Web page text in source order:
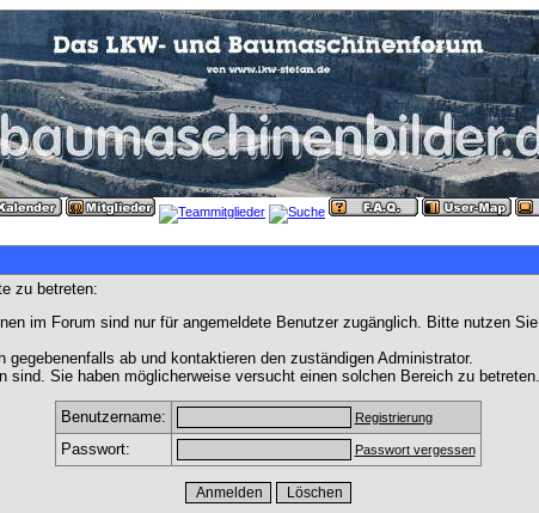
zu betreten:
im Forum sind nur für angemeldete Benutzer zugänglich. Bitte nutzen
ab und kontaktieren den zuständigen Administrator.
Sie haben möglicherweise versucht einen solchen Bereich zu betreten.
Benutzername: Registrierung
Passwort: Passwort vergessen